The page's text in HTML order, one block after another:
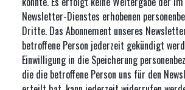
Newsletter-Dienstes erhobenen
Dritte. Das Abonnement unseres
betroffene Person jederzeit gekündigt
Einwilligung in die Speicherung
die die betroffene Person uns für den